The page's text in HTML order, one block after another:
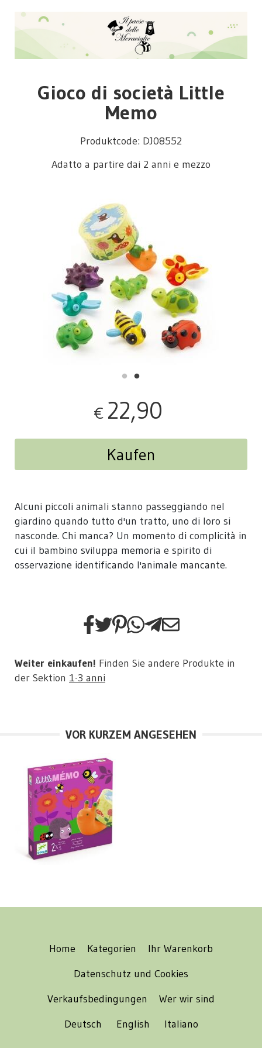
Gioco di società Little
Memo
Produktcode: DJ08552
Adatto a partire dai 2 anni e mezzo
€ 22,90
Kaufen
Alcuni piccoli animali stanno passeggiando nel
giardino quando tutto d'un tratto, uno di loro si
nasconde. Chi manca? Un momento di complicità in
cui il bambino sviluppa memoria e spirito di
osservazione identificando l'animale mancante.
Weiter einkaufen! Finden Sie andere Produkte in
der Sektion 1-3 anni
VOR KURZEM ANGESEHEN
Home Kategorien
Ihr Warenkorb
Datenschutz und Cookies
Verkaufsbedingungen
Wer wir sind
Deutsch
English Italiano